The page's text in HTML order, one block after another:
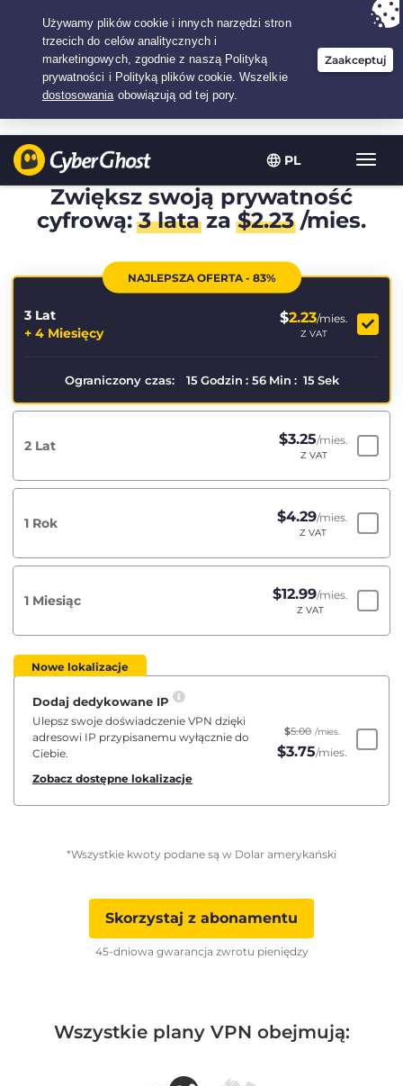
PL
Twój wybór:Najlepsza umowana3.3333333333333-lat w$
/miesiąc
Zwiększ swoją prywatność
cyfrową:3 lataza$2.23/mies.
NAJLEPSZA OFERTA - 83%
3 Lat
+ 4 Miesięcy
$2.23/mies.
Z VAT
Ograniczony czas: 15 Godzin : 56 Min : 14 Sek
2 Lat $3.25/mies.
Z VAT
1 Rok $4.29/mies.
Z VAT
1 Miesiąc $12.99/mies.
Z VAT
Nowe lokalizacje
Dodaj dedykowane IP
Ulepsz swoje doświadczenie VPN dzięki
adresowi IP przypisanemu wyłącznie do
Ciebie.
Zobacz dostępne lokalizacje
$5.00 /mies.
$3.75/mies.
*Wszystkie kwoty podane są w Dolar amerykański
Skorzystaj z abonamentu
45-dniowa gwarancja zwrotu pieniędzy
Wszystkie plany VPN obejmują: